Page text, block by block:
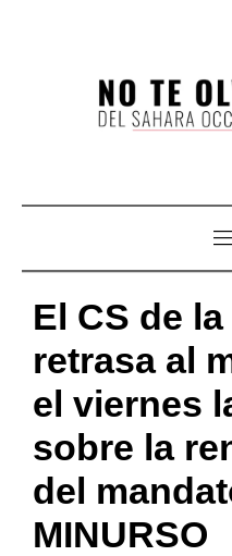
El CS de la
retrasa al
el viernes
sobre la
del
MINURSO